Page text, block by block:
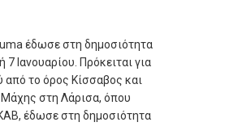
έδωσε στη δημοσιότητα
Ιανουαρίου. Πρόκειται για
το όρος Κίσσαβος και
στη Λάρισα, όπου
έδωσε στη δημοσιότητα